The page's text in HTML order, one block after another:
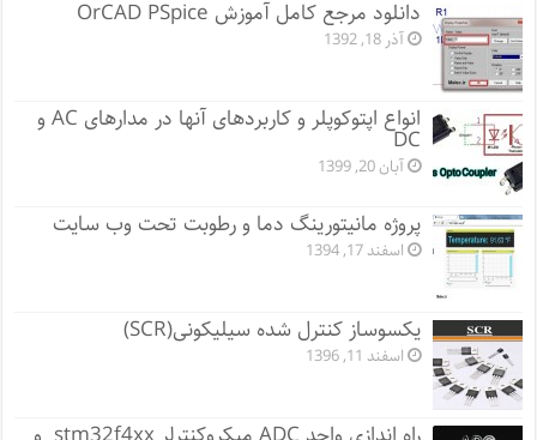
دانلود مرجع کامل آموزش OrCAD PSpice
آذر 18, 1392
انواع اپتوکوپلر و کاربردهای آنها در مدارهای AC و
DC
آبان 20, 1399
پروژه مانيتورينگ دما و رطوبت تحت وب سایت
اسفند 17, 1394
یکسوساز کنترل شده سیلیکونی(SCR)
اسفند 11, 1396